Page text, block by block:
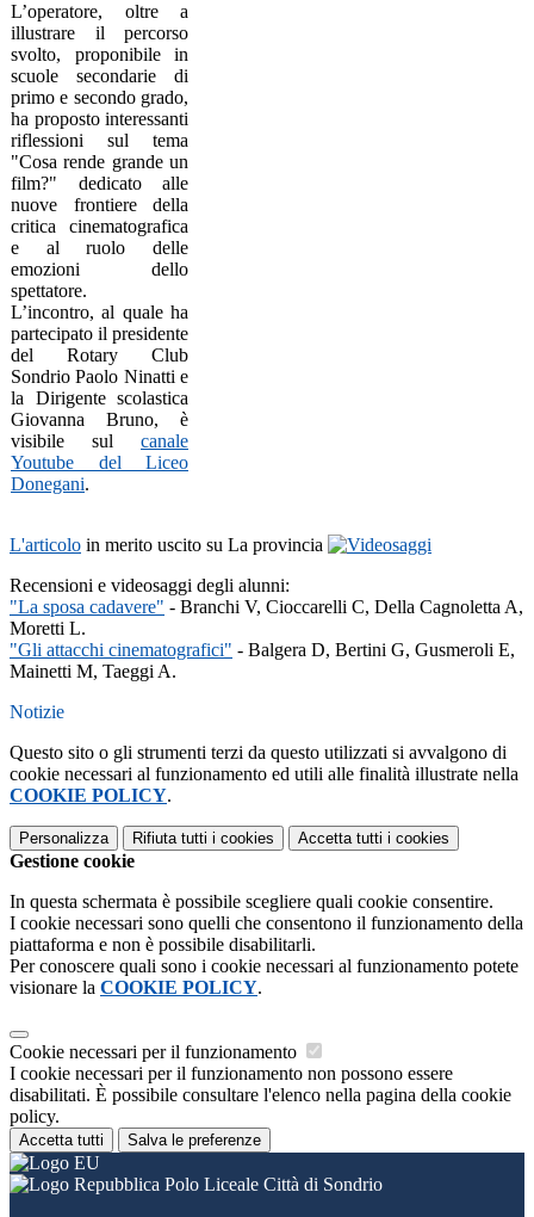
L’operatore, oltre a
illustrare il percorso
svolto, proponibile in
scuole secondarie di
primo e secondo grado,
ha proposto interessanti
riflessioni sul tema
"Cosa rende grande un
film?" dedicato alle
nuove frontiere della
critica cinematografica
e al ruolo delle
emozioni dello
spettatore.
L’incontro, al quale ha
partecipato il presidente
del Rotary Club
Sondrio Paolo Ninatti e
la Dirigente scolastica
Giovanna Bruno, è
visibile sul canale
Youtube del Liceo
Donegani.
L'articolo in merito uscito su La provincia
Recensioni e videosaggi degli alunni:
"La sposa cadavere" - Branchi V, Cioccarelli C, Della Cagnoletta A,
Moretti L.
"Gli attacchi cinematografici" - Balgera D, Bertini G, Gusmeroli E,
Mainetti M, Taeggi A.
Notizie
Questo sito o gli strumenti terzi da questo utilizzati si avvalgono di
cookie necessari al funzionamento ed utili alle finalità illustrate nella
COOKIE POLICY.
Personalizza Rifiuta tutti i cookies Accetta tutti i cookies
Gestione cookie
In questa schermata è possibile scegliere quali cookie consentire.
I cookie necessari sono quelli che consentono il funzionamento della
piattaforma e non è possibile disabilitarli.
Per conoscere quali sono i cookie necessari al funzionamento potete
visionare la COOKIE POLICY.
Cookie necessari per il funzionamento
I cookie necessari per il funzionamento non possono essere
disabilitati. È possibile consultare l'elenco nella pagina della cookie
policy.
Accetta tutti Salva le preferenze
Polo Liceale Città di Sondrio